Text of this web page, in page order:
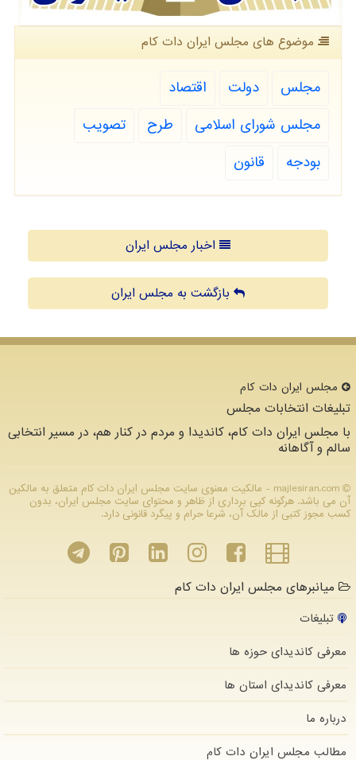
موضوع های مجلس ایران دات كام
مجلس دولت
اقتصاد
مجلس شورای اسلامی
طرح
تصویب
بودجه
قانون
اخبار مجلس ایران
بازگشت به مجلس ایران
مجلس ایران دات كام
تبلیغات انتخابات مجلس
با مجلس ایران دات کام، کاندیدا و مردم در کنار هم، در مسیر انتخابی
سالم و آگاهانه
majlesiran.com - مالکیت معنوی سایت مجلس ایران دات كام متعلق به مالکین
آن می باشد. هرگونه کپی برداری از ظاهر و محتوای سایت مجلس ایران، بدون
کسب مجوز کتبی از مالک آن، شرعا حرام و پیگرد قانونی دارد.
میانبرهای مجلس ایران دات کام
تبلیغات
معرفی کاندیدای حوزه ها
معرفی کاندیدای استان ها
درباره ما
مطالب مجلس ایران دات كام